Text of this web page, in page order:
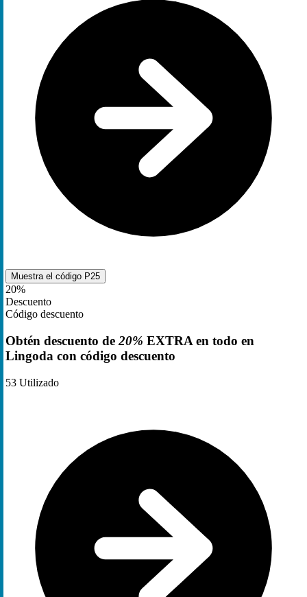
Muestra el código P25
20%
Descuento
Código descuento
Obtén descuento de 20% EXTRA en todo en
Lingoda con código descuento
53 Utilizado